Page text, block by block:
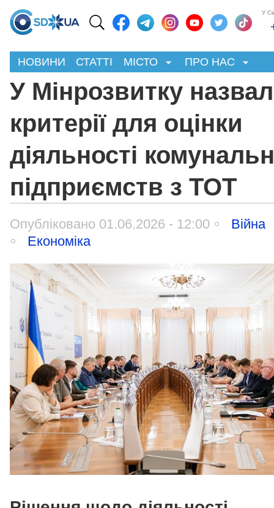
У
НОВИНИ СТАТТІ МІСТО ПРО НАС
У Мінрозвитку
критерії для оцінки
діяльності
підприємств з ТОТ
Опубліковано 01.06.2026 - 12:00
Війна
Економіка